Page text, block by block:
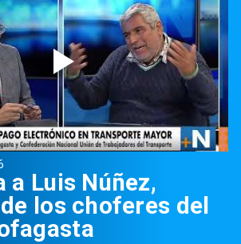
a Luis Núñez,
los choferes del